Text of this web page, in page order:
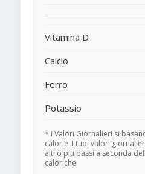
Vitamina D
Calcio
Ferro
Potassio
* I Valori Giornalieri si
calorie. I tuoi valori
alti o più bassi a seconda
caloriche.